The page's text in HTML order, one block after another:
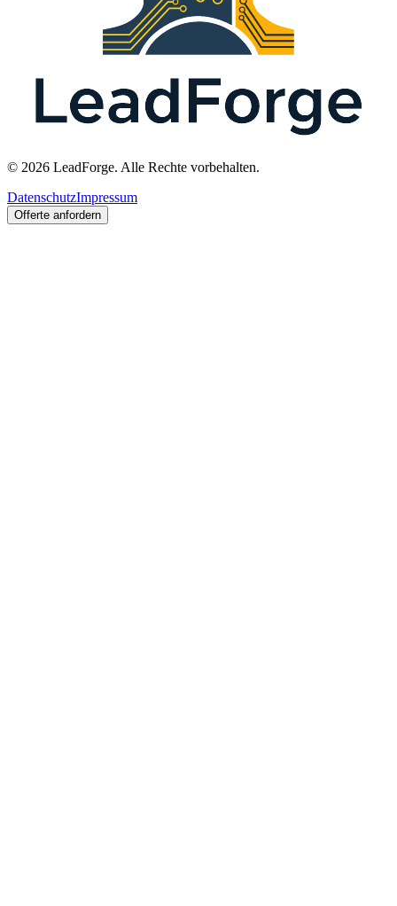
© 2026 LeadForge. Alle Rechte vorbehalten.
DatenschutzImpressum
Offerte anfordern